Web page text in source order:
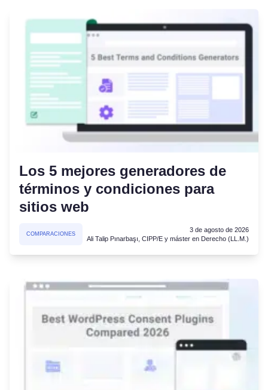
Los 5 mejores generadores de
términos y condiciones para
sitios web
COMPARACIONES
3 de agosto de 2026
Ali Talip Pınarbaşı, CIPP/E y máster en Derecho (LL.M.)